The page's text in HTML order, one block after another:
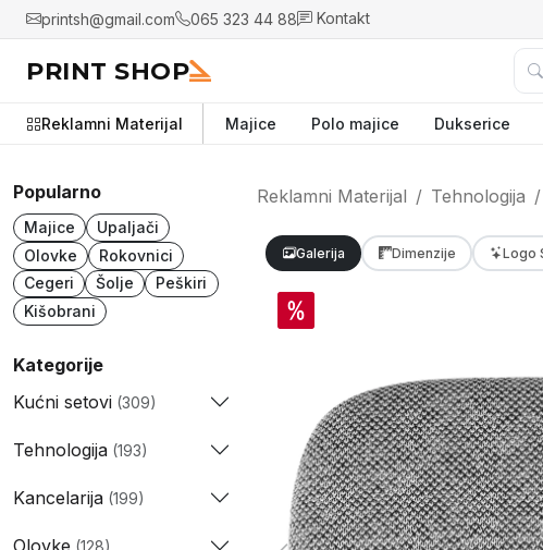
printsh@gmail.com 065 323 44 88 Kontakt
PRINT SHOP
Reklamni Materijal Majice Polo majice Dukserice
Popularno
Majice
Upaljači
Olovke
Rokovnici
Cegeri
Šolje
Peškiri
Kišobrani
Kategorije
Kućni setovi (309)
Tehnologija (193)
Kancelarija (199)
(128)
Reklamni Materijal Tehnologija
Galerija Dimenzije Logo